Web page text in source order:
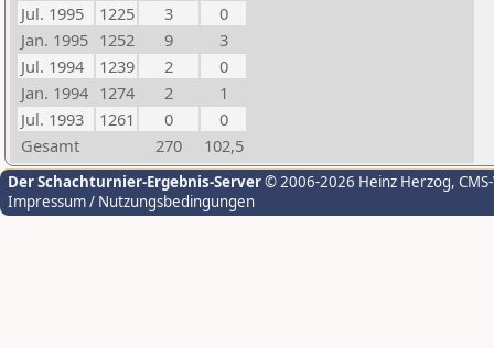
Jul. 1995
1225 3
0
Jan. 1995 1252 9
3
Jul. 1994
1239 2
0
Jan. 1994 1274 2
1
Jul. 1993
1261 0
0
Gesamt
270 102,5
Der Schachturnier-Ergebnis-Server© 2006-2026 Heinz Herzog,
Impressum / Nutzungsbedingungen